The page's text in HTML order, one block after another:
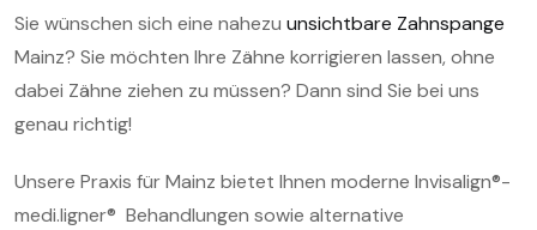
Sie wünschen sich eine nahezu unsichtbare Zahnspange
Mainz? Sie möchten Ihre Zähne korrigieren lassen, ohne
dabei Zähne ziehen zu müssen? Dann sind Sie bei uns
genau richtig!
Unsere Praxis für Mainz bietet Ihnen moderne Invisalign®-
medi.ligner® Behandlungen sowie alternative